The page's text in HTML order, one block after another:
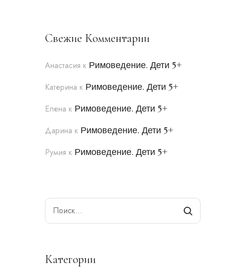
Свежие Комментарии
Анастасия к Римоведение. Дети 5+
Катерина к Римоведение. Дети 5+
Елена к Римоведение. Дети 5+
Дарина к Римоведение. Дети 5+
Румия к Римоведение. Дети 5+
Search
Категории